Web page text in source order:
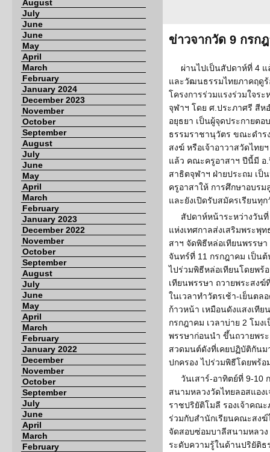
August
July
June
June
May
April
March
February
January 2024
December 2023
November
October
September
August
July
June
May
April
March
February
January 2023
December 2022
November
October
September
August
July
June
May
April
March
February
January 2022
December
November
October
September
July
June
April
March
February
ข่าวจากวัด 9 กรก
ผ่านไปเป็นสัปดาห์ที่ 4
และวัฒนธรรมไทยภาคฤดู
โครงการร่วมแรงร่วมใจร
จุฬาฯ โดย ศ.ประภาศรี สี
อยุธยา เป็นผู้จุดประกายตอ
ธรรมราชานุวัตร ขณะดำ
สงฆ์ หรือเจ้าอาวาสวัดไทย
แล้ว คณะครูอาสาฯ ปีนี้มี อ.
สาธิตจุฬาฯ ฝ่ายประถม เ
ครูอาสาให้ การศึกษาอบร
และยังเปิดรับสมัครเรียนทุ
สัปดาห์หน้าระหว่างวัน
แห่งเทศกาลส่งเสริมพระพุ
สาฯ จัดพิธีหล่อเทียนพรรษ
จันทร์ที่ 11 กรกฎาคม เป็น
ไปร่วมพิธีหล่อเทียนโดยพร้
เทียนพรรษา ถวายพระสง
ในเวลาทำวัตรเช้า-เย็นต
ก้าวหน้า เหมือนดังแสงเที
กรกฎาคม เวลาบ่าย 2 โม
พรรษาก่อนนำ ขึ้นถวายพร
สวดมนต์ดังที่เคยปฏิบัติกัน
ปกครอง ไปร่วมพิธีโดยพร้อ
วันเสาร์-อาทิตย์ที่ 9-
สนามหลวงวัดไทยลอสแอง
ราชปริยัติโมลี รองเจ้าคณ
ร่วมกับสำนักเรียนคณะสงฆ์
จัดสอบซ่อมบาลีสนามหลวง
ระดับความรู้ในด้านปริยัติ